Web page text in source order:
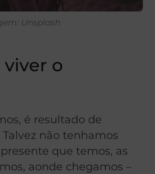
Unsplash
viver o
é resultado de
não tenhamos
que temos, as
aonde chegamos –